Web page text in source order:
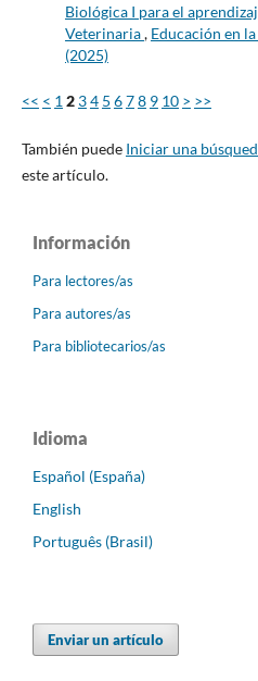
Biológica I para el
Veterinaria, Educación en
(2025)
<< < 1 2 34 5 678 9 10 > >>
También puede Iniciar una
este artículo.
Información
Para lectores/as
Para autores/as
Para bibliotecarios/as
Idioma
Español (España)
English
Português (Brasil)
Enviar un artículo